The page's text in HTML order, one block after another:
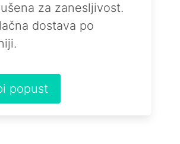
za zanesljivost.
dostava po
popust